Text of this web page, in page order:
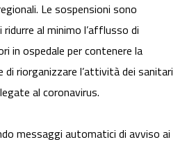
Le sospensioni sono
al minimo l’afflusso di
in ospedale per contenere la
riorganizzare l’attività dei sanitari
al coronavirus.
messaggi automatici di avviso ai